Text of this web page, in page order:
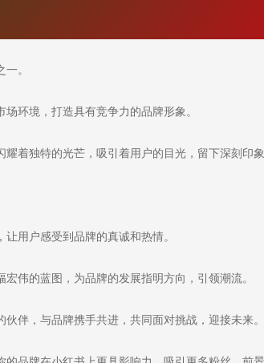
。
环境，打造具有竞争力的品牌形象。
着独特的光芒，吸引着用户的目光，留下深刻印象
用户感受到品牌的真诚和热情。
伟的蓝图，为品牌的发展指明方向，引领潮流。
伴，与品牌携手共进，共同面对挑战，迎接未来。